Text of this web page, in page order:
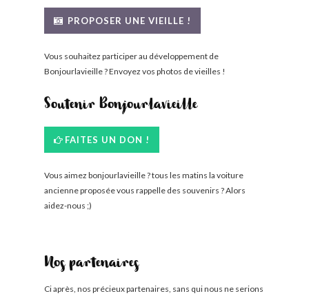
PROPOSER UNE VIEILLE !
Vous souhaitez participer au développement de
Bonjourlavieille ? Envoyez vos photos de vieilles !
Soutenir Bonjourlavieille
FAITES UN DON !
Vous aimez bonjourlavieille ? tous les matins la voiture
ancienne proposée vous rappelle des souvenirs ? Alors
aidez-nous ;)
Nos partenaires
Ci après, nos précieux partenaires, sans qui nous ne serions